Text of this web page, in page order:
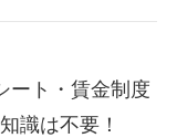
ート・賃金制度
識は不要！